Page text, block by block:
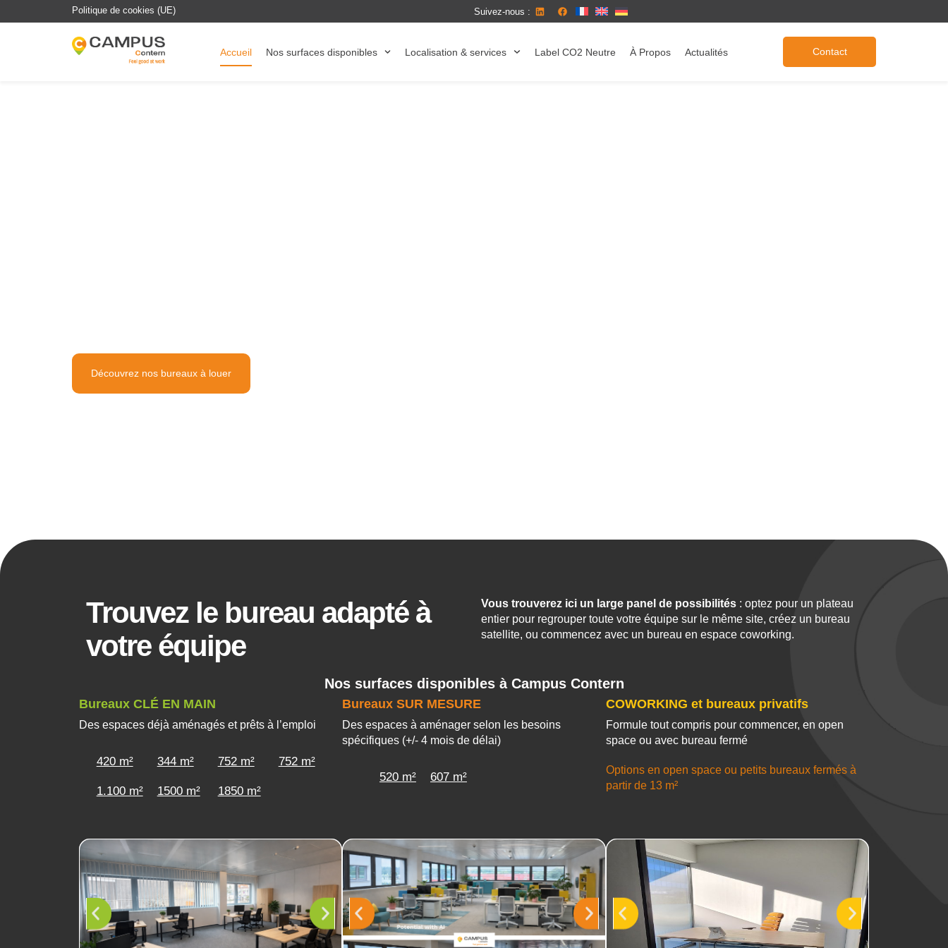
Politique de cookies (UE) Suivez-nous :
Accueil Nos surfaces disponibles Localisation & services Label CO2 Neutre À Propos Actualités Contact
Découvrez nos bureaux à louer
Trouvez le bureau adapté à
votre équipe
Vous trouverez ici un large panel de possibilités : optez pour un plateau
entier pour regrouper toute votre équipe sur le même site, créez un bureau
satellite, ou commencez avec un bureau en espace coworking.
Nos surfaces disponibles à Campus Contern
Bureaux CLÉ EN MAIN
Des espaces déjà aménagés et prêts à l’emploi
420 m² 344 m² 752 m² 752 m²
1.100 m² 1500 m² 1850 m²
Bureaux SUR MESURE
Des espaces à aménager selon les besoins
spécifiques (+/- 4 mois de délai)
520 m² 607 m²
COWORKING et bureaux privatifs
Formule tout compris pour commencer, en open
space ou avec bureau fermé
Options en open space ou petits bureaux fermés à
partir de 13 m²